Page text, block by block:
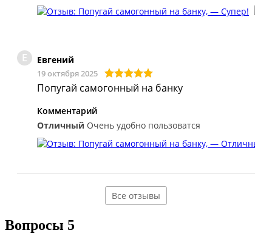
Е Евгений
19 октября 2025
Попугай самогонный на банку
Комментарий
Отличный Очень удобно пользоватся
Все отзывы
Вопросы 5